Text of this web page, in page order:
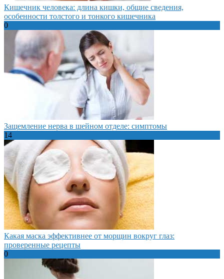
Кишечник человека: длина кишки, общие сведения,
особенности толстого и тонкого кишечника
0
Защемление нерва в шейном отделе: симптомы
14
Какая маска эффективнее от морщин вокруг глаз:
проверенные рецепты
0